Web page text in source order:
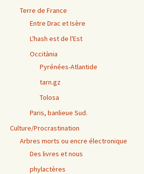
Terre de France
Entre Drac et Isère
L'hash est de l'Est
Occitània
Pyrénées-Atlantide
tarn.gz
Tolosa
Paris, banlieue Sud.
Culture/Procrastination
Arbres morts ou encre électronique
Des livres et nous
phylactères